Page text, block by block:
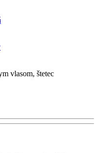
vlasom, štetec